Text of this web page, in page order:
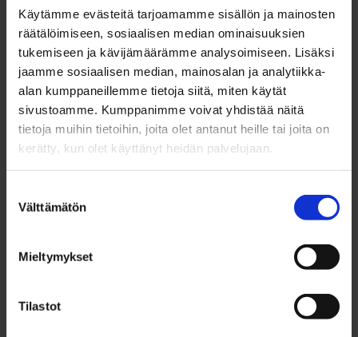
Käytämme evästeitä tarjoamamme sisällön ja mainosten
räätälöimiseen, sosiaalisen median ominaisuuksien
tukemiseen ja kävijämäärämme analysoimiseen. Lisäksi
jaamme sosiaalisen median, mainosalan ja analytiikka-
alan kumppaneillemme tietoja siitä, miten käytät
sivustoamme. Kumppanimme voivat yhdistää näitä
tietoja muihin tietoihin, joita olet antanut heille tai joita on
kerätty, kun olet käyttänyt heidän palvelujaan.
valinta
Välttämätön
Mieltymykset
Tilastot
Professorinväylän kautta.
Ouluhallin pysäkit poistuvat tilapäisesti käytöstä.
Lisäksi poikkeusreitillä linja ei liikennöi
Rauhanyhdistyksen pysäkkien kautta.
Muutokset johtuvat Ouluhallilla järjestettävästä
tapahtumasta.